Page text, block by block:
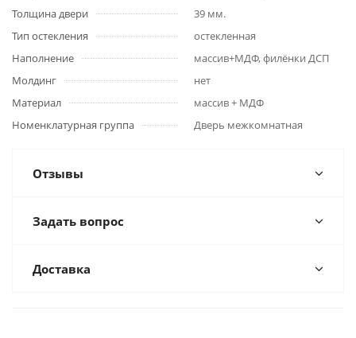
Толщина двери
39 мм.
Тип остекления
остекленная
Наполнение
массив+МДФ, филёнки ДСП
Молдинг
нет
Материал
массив + МДФ
Номенклатурная группа
Дверь межкомнатная
Отзывы
Задать вопрос
Доставка